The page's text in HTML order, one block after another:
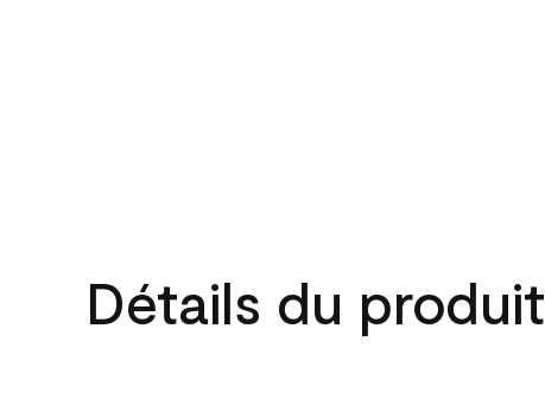
Détails du produit